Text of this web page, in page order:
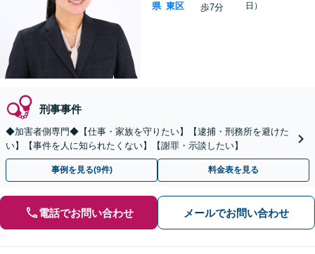
県 東区
歩7分
日）
刑事事件
◆加害者側専門◆【仕事・家族を守りたい】【逮捕・刑務所を避けた
い】【事件を人に知られたくない】【謝罪・示談したい】
事例を見る(9件) 料金表を見る
電話でお問い合わせ メールでお問い合わせ